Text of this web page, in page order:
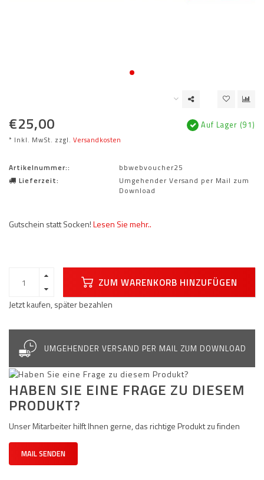
€25,00
* Inkl. MwSt. zzgl. Versandkosten
Auf Lager (91)
Artikelnummer::
bbwebvoucher25
Lieferzeit:
Umgehender Versand per Mail zum
Download
Gutschein statt Socken!Lesen Sie mehr..
ZUM WARENKORB HINZUFÜGEN
Jetzt kaufen, später bezahlen
UMGEHENDER VERSAND PER MAIL ZUM DOWNLOAD
HABEN SIE EINE FRAGE ZU DIESEM
PRODUKT?
Unser Mitarbeiter hilft Ihnen gerne, das richtige Produkt zu finden
MAIL SENDEN